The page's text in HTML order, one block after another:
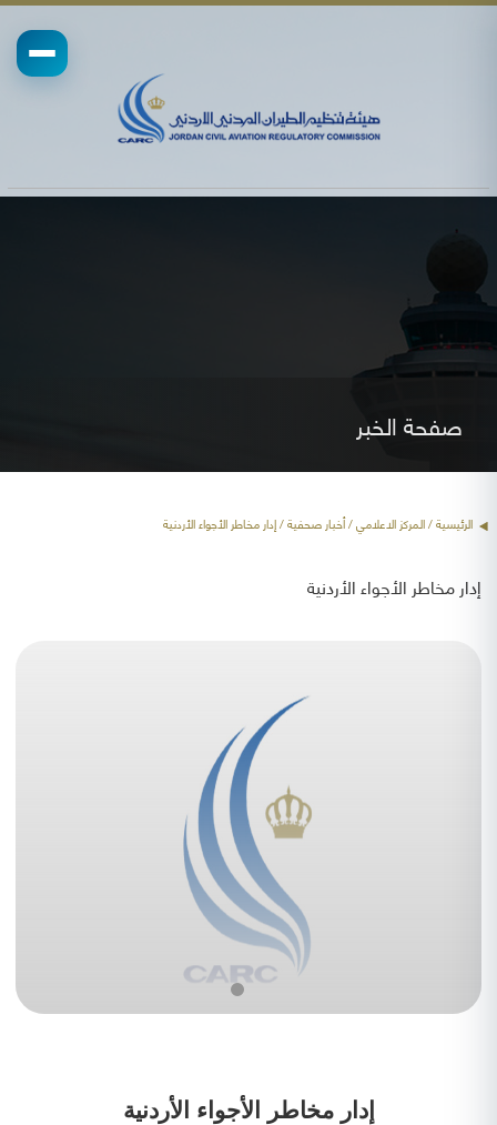
صفحة الخبر
الرئيسية/ المركز الاعلامي /أخبار صحفية/ إدار مخاطر الأجواء الأردنية
إدار مخاطر الأجواء الأردنية
إدار مخاطر الأجواء الأردنية